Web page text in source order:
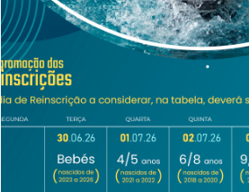
Inscrições abertas
Natação